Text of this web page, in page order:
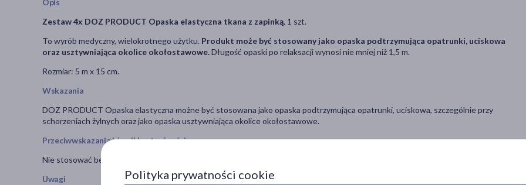
Opis
Zestaw 4x DOZ PRODUCT Opaska elastyczna tkana z zapinką, 1 szt.
To wyrób medyczny, wielokrotnego użytku. Produkt może być stosowany jako opaska podtrzymująca opatrunki, uciskowa
oraz usztywniająca okolice okołostawowe.Długość opaski po relaksacji wynosi nie mniej niż 1,5 m.
Rozmiar: 5 m x 15 cm.
Wskazania
DOZ PRODUCT Opaska elastyczna możne być stosowana jako opaska podtrzymująca opatrunki, uciskowa, szczególnie przy
schorzeniach żylnych oraz jako opaska usztywniająca okolice okołostawowe.
Przeciwwskazania i środki ostrożności
Nie stosować bezpośrednio na rany.
Uwagi
Polityka prywatności cookie